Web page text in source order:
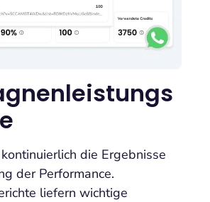
die Ergebnisse
der Performance.
liefern wichtige